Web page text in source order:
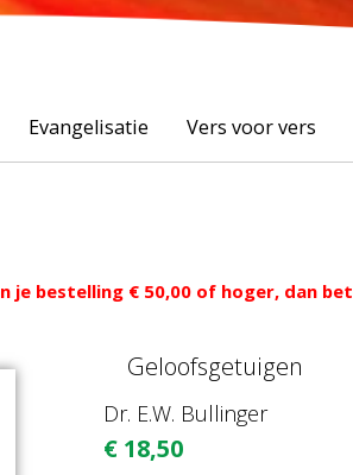
Evangelisatie Vers voor vers
bestelling € 50,00 of hoger, dan
Geloofsgetuigen
Dr. E.W. Bullinger
€ 18,50